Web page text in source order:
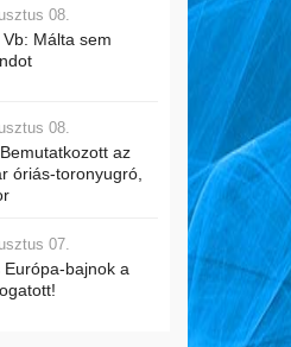
08.
Málta sem
08.
az
óriás-toronyugró,
07.
Európa-bajnok a